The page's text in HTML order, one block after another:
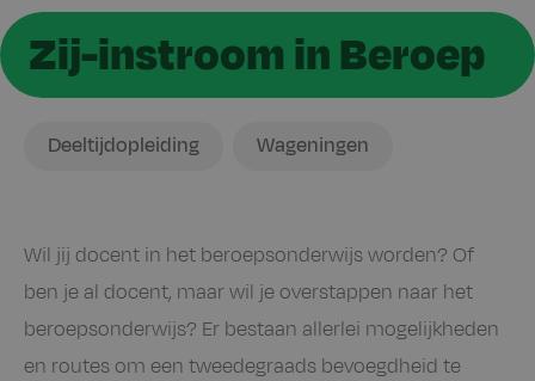
Zij-instroom in Beroep
Deeltijdopleiding Locatie
Wageningen
Wil jij docent in het beroepsonderwijs worden? Of
ben je al docent, maar wil je overstappen naar het
beroepsonderwijs? Er bestaan allerlei mogelijkheden
en routes om een tweedegraads bevoegdheid te